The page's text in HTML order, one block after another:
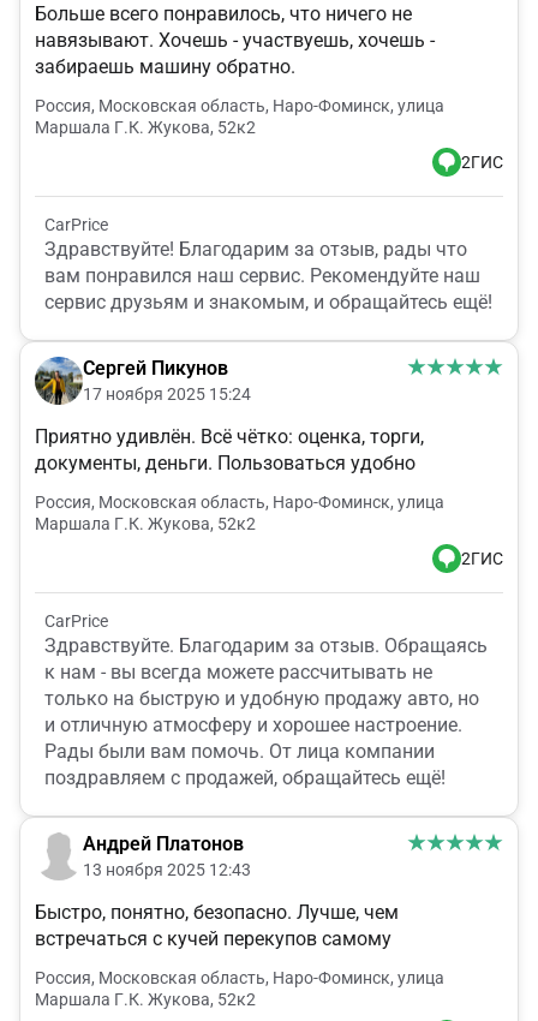
Больше всего понравилось, что ничего не
навязывают. Хочешь - участвуешь, хочешь -
забираешь машину обратно.
Россия, Московская область, Наро-Фоминск, улица
Маршала Г.К. Жукова, 52к2
2ГИС
CarPrice
Здравствуйте! Благодарим за отзыв, рады что
вам понравился наш сервис. Рекомендуйте наш
сервис друзьям и знакомым, и обращайтесь ещё!
Сергей Пикунов
17 ноября 2025 15:24
Приятно удивлён. Всё чётко: оценка, торги,
документы, деньги. Пользоваться удобно
Россия, Московская область, Наро-Фоминск, улица
Маршала Г.К. Жукова, 52к2
2ГИС
CarPrice
Здравствуйте. Благодарим за отзыв. Обращаясь
к нам - вы всегда можете рассчитывать не
только на быструю и удобную продажу авто, но
и отличную атмосферу и хорошее настроение.
Рады были вам помочь. От лица компании
поздравляем с продажей, обращайтесь ещё!
Андрей Платонов
13 ноября 2025 12:43
Быстро, понятно, безопасно. Лучше, чем
встречаться с кучей перекупов самому
Россия, Московская область, Наро-Фоминск, улица
Маршала Г.К. Жукова, 52к2